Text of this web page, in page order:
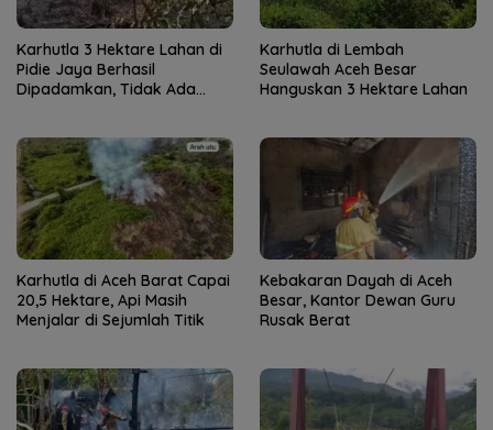
Karhutla 3 Hektare Lahan di
Pidie Jaya Berhasil
Dipadamkan, Tidak Ada
Karhutla di Lembah
Seulawah Aceh Besar
Hanguskan 3 Hektare Lahan
Karhutla di Aceh Barat Capai
20,5 Hektare, Api Masih
Menjalar di Sejumlah Titik
Kebakaran Dayah di Aceh
Besar, Kantor Dewan Guru
Rusak Berat